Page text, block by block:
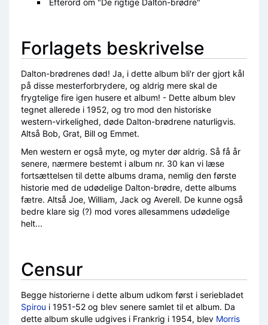
Efterord om "De rigtige Dalton-brødre"
Forlagets beskrivelse
Dalton-brødrenes død! Ja, i dette album bli'r der gjort kål
på disse mesterforbrydere, og aldrig mere skal de
frygtelige fire igen husere et album! - Dette album blev
tegnet allerede i 1952, og tro mod den historiske
western-virkelighed, døde Dalton-brødrene naturligvis.
Altså Bob, Grat, Bill og Emmet.
Men western er også myte, og myter dør aldrig. Så få år
senere, nærmere bestemt i album nr. 30 kan vi læse
fortsættelsen til dette albums drama, nemlig den første
historie med de udødelige Dalton-brødre, dette albums
fætre. Altså Joe, William, Jack og Averell. De kunne også
bedre klare sig (?) mod vores allesammens udødelige
helt...
Censur
Begge historierne i dette album udkom først i seriebladet
Spirou i 1951-52 og blev senere samlet til et album. Da
dette album skulle udgives i Frankrig i 1954, blev Morris